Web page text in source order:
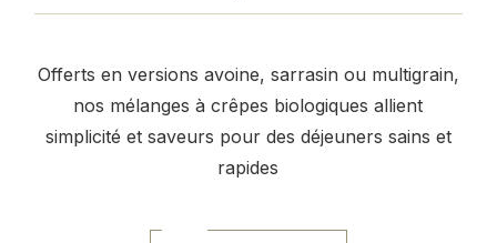
Offerts en versions avoine, sarrasin ou multigrain,
nos mélanges à crêpes biologiques allient
simplicité et saveurs pour des déjeuners sains et
rapides